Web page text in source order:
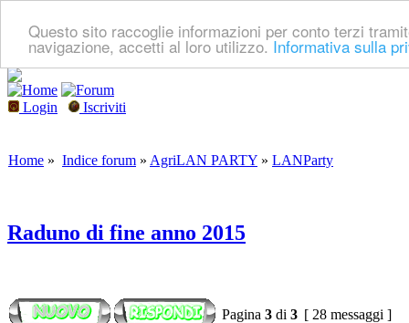
Questo sito raccoglie informazioni per conto terzi
navigazione, accetti al loro utilizzo. Informativa sulla
Login Iscriviti
Home » Indice forum » AgriLAN PARTY » LANParty
Raduno di fine anno 2015
Pagina 3 di 3 [ 28 messaggi ]